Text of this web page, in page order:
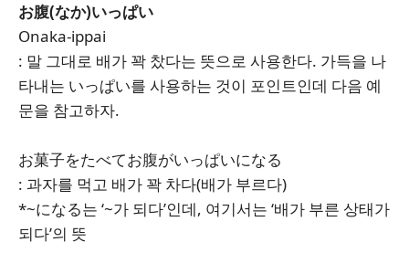
お腹(なか)いっぱい
Onaka-ippai
: 말 그대로 배가 꽉 찼다는 뜻으로 사용한다. 가득을 나
타내는 いっぱい를 사용하는 것이 포인트인데 다음 예
문을 참고하자.
お菓子をたべてお腹がいっぱいになる
: 과자를 먹고 배가 꽉 차다(배가 부르다)
*~になる는 ‘~가 되다’인데, 여기서는 ‘배가 부른 상태가
되다’의 뜻